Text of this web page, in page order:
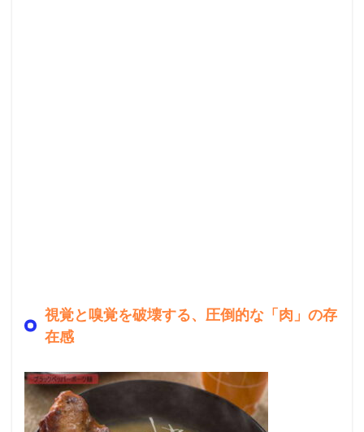
視覚と嗅覚を破壊する、圧倒的な「肉」の存
在感